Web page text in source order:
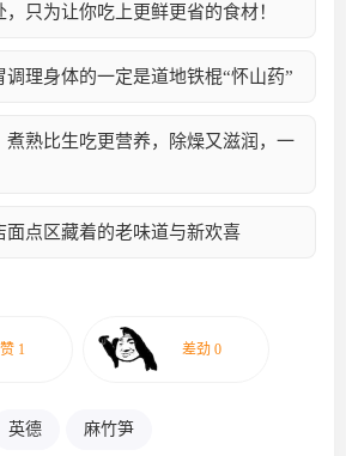
只为让你吃上更鲜更省的食材！
调理身体的一定是道地铁棍“怀山药”
煮熟比生吃更营养，除燥又滋润，一
面点区藏着的老味道与新欢喜
英德 麻竹笋